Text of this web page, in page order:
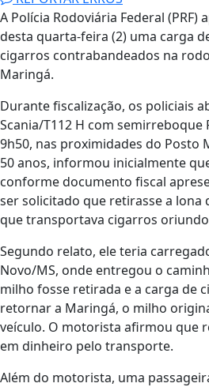
A Polícia Rodoviária Federal (PRF)
desta quarta-feira (2) uma carga
cigarros contrabandeados na
Maringá.
Durante fiscalização, os policiais
Scania/T112 H com semirreboque
9h50, nas proximidades do Posto
50 anos, informou inicialmente
conforme documento fiscal
ser solicitado que retirasse a lona
que transportava cigarros
Segundo relato, ele teria
Novo/MS, onde entregou o
milho fosse retirada e a carga de
retornar a Maringá, o milho
veículo. O motorista afirmou que
em dinheiro pelo transporte.
Além do motorista, uma